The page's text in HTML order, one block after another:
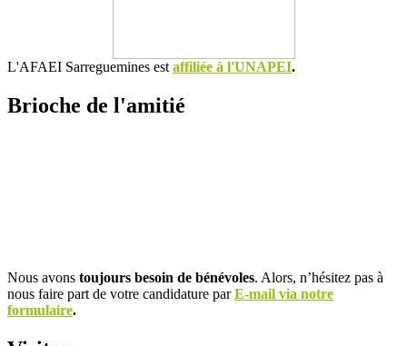
L'AFAEI Sarreguemines est affiliée à l'UNAPEI.
Brioche de l'amitié
Nous avons toujours besoin de bénévoles. Alors, n’hésitez pas à
nous faire part de votre candidature parE-mail via notre
formulaire.